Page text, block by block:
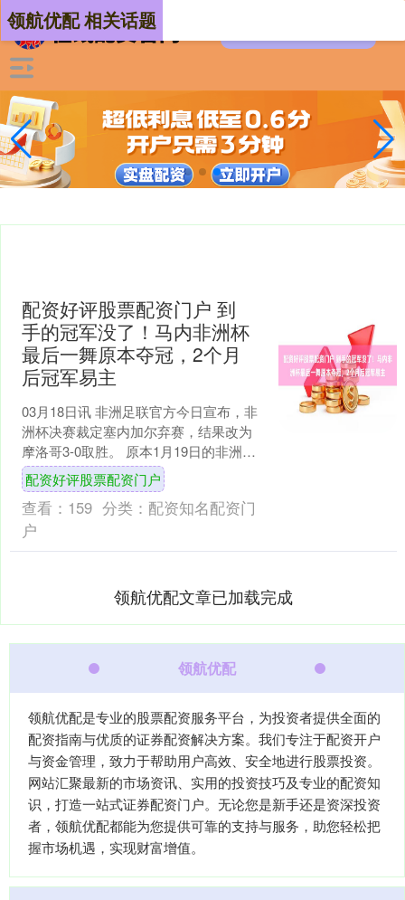
领航优配 相关话题
配资好评股票配资门户 到
手的冠军没了！马内非洲杯
最后一舞原本夺冠，2个月
后冠军易主
03月18日讯 非洲足联官方今日宣布，非
洲杯决赛裁定塞内加尔弃赛，结果改为
摩洛哥3-0取胜。 原本1月19日的非洲杯
决赛，塞内加尔加时1-0战胜摩洛哥夺
冠。本场....
配资好评股票配资门户
查看： 159 分类： 配资知名配资门
户
领航优配文章已加载完成
领航优配
领航优配是专业的股票配资服务平台，为投资者提供全面的
配资指南与优质的证券配资解决方案。我们专注于配资开户
与资金管理，致力于帮助用户高效、安全地进行股票投资。
网站汇聚最新的市场资讯、实用的投资技巧及专业的配资知
识，打造一站式证券配资门户。无论您是新手还是资深投资
者，领航优配都能为您提供可靠的支持与服务，助您轻松把
握市场机遇，实现财富增值。